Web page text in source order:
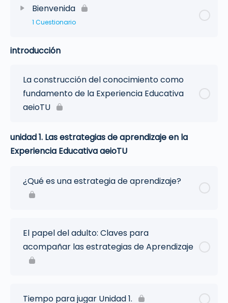
Bienvenida
1 Cuestionario
introducción
La construcción del conocimiento como
fundamento de la Experiencia Educativa
aeioTU
unidad 1. Las estrategias de aprendizaje en la
Experiencia Educativa aeioTU
¿Qué es una estrategia de aprendizaje?
El papel del adulto: Claves para
acompañar las estrategias de Aprendizaje
Tiempo para jugar Unidad 1.